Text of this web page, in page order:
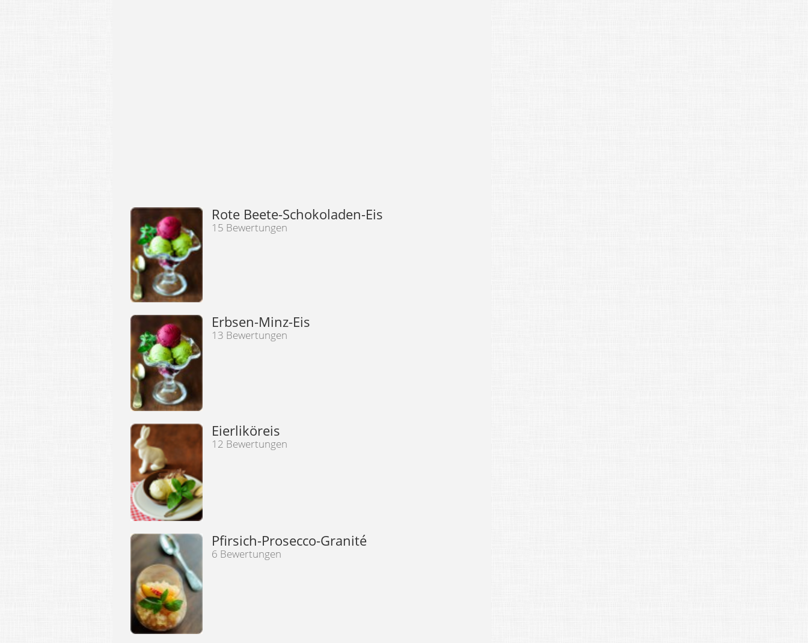
Rote Beete-Schokoladen-Eis
15 Bewertungen
Erbsen-Minz-Eis
13 Bewertungen
Eierliköreis
12 Bewertungen
Pfirsich-Prosecco-Granité
6 Bewertungen